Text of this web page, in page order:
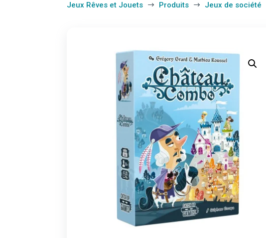
Jeux Rêves et Jouets $ Produits $ Jeux de société